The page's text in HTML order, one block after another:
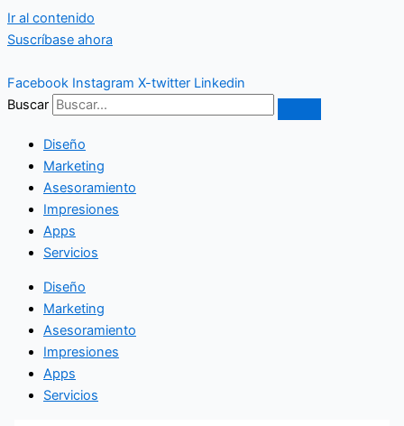
Ir al contenido
Suscríbase ahora
Facebook Instagram X-twitter Linkedin
Buscar
Diseño
Marketing
Asesoramiento
Impresiones
Apps
Servicios
Diseño
Marketing
Asesoramiento
Impresiones
Apps
Servicios